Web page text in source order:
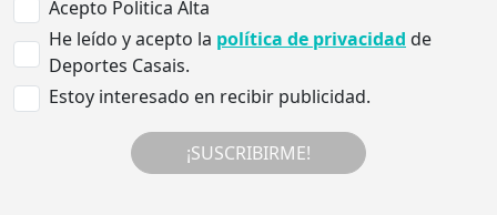
Acepto Politica Alta
He leído y acepto la política de privacidad de
Deportes Casais.
Estoy interesado en recibir publicidad.
¡SUSCRIBIRME!